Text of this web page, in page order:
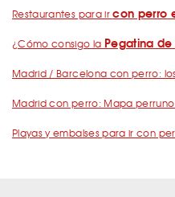
Restaurantes para ircon perro
¿Cómo consigo la Pegatina de
Madrid / Barcelona con perro:
Madrid con perro: Mapa perruno
Playas y embalses para ir con